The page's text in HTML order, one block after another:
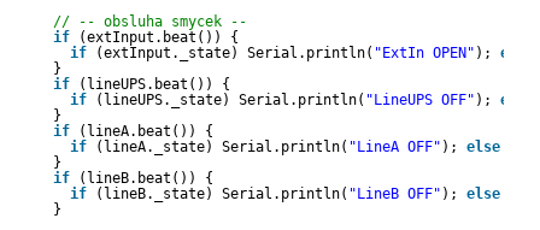
// -- obsluha smycek --
if
(extInput.beat()) {
if
(extInput._state) Serial.println( "ExtIn OPEN" ); else
}
if
(lineUPS.beat()) {
if
(lineUPS._state) Serial.println( "LineUPS OFF" ); else
}
if
(lineA.beat()) {
if
(lineA._state) Serial.println( "LineA OFF" ); else
}
if
(lineB.beat()) {
if
(lineB._state) Serial.println( "LineB OFF" ); else
}